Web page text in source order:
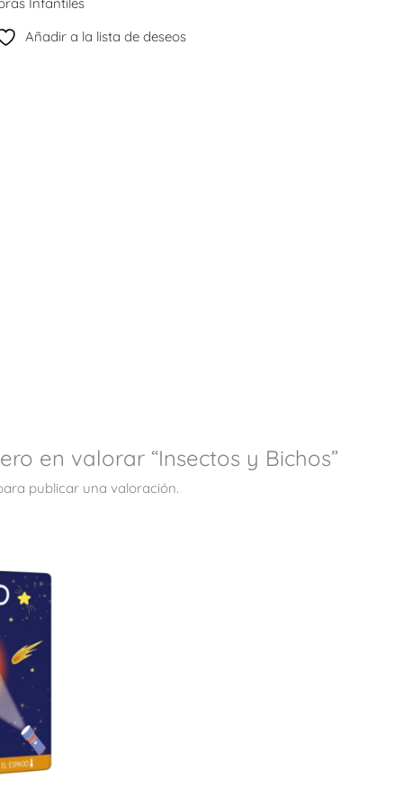
Añadir a la lista de deseos
en valorar “Insectos y Bichos”
publicar una valoración.